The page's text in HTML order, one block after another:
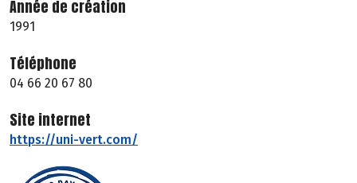
Année de création
1991
Téléphone
04 66 20 67 80
Site internet
https://uni-vert.com/